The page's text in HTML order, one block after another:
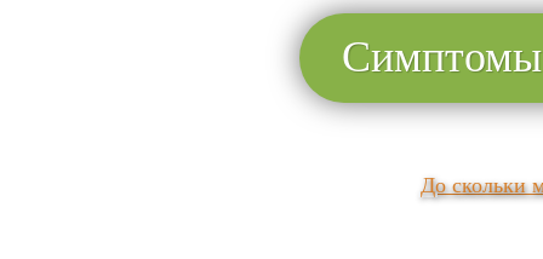
Симптомы
До скольки